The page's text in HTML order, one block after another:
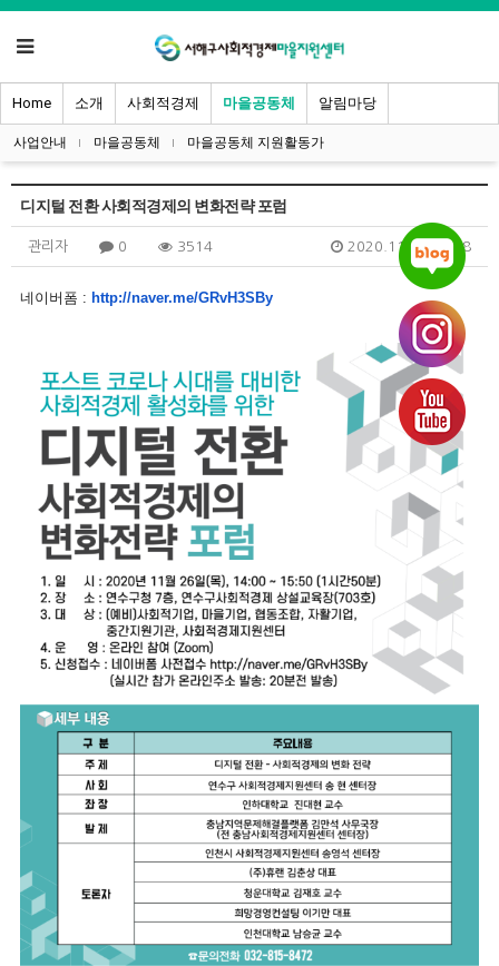
Home 소개 사회적경제 마을공동체 알림마당
사업안내 마을공동체 마을공동체 지원활동가
디지털 전환 사회적경제의 변화전략 포럼
관리자 0 3514 2020.11.17 08:58
네이버폼 : http://naver.me/GRvH3SBy